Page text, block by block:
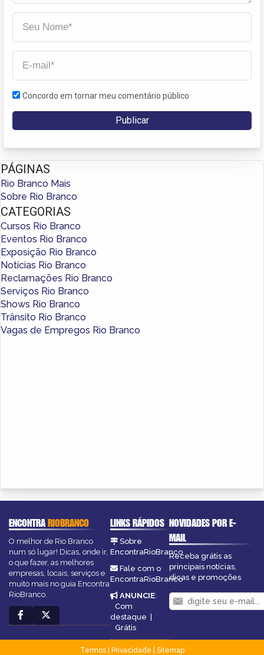
Concordo em tornar meu comentário público
PÁGINAS
Rio Branco Mais
Sobre Rio Branco
CATEGORIAS
Cursos Rio Branco
Eventos Rio Branco
Exposição Rio Branco
Notícias Rio Branco
Reclamações Rio Branco
Serviços Rio Branco
Shows Rio Branco
Trânsito Rio Branco
Vagas de Empregos Rio Branco
ENCONTRARIOBRANCO
O melhor de Rio Branco
num só lugar! Dicas, onde ir,
o que fazer, as melhores
empresas, locais, serviços e
muito mais no guia Encontra
RioBranco.
LINKS RÁPIDOS
Sobre
EncontraRioBranco
Fale com o
EncontraRioBranco
ANUNCIE:
Com
destaque
Grátis
NOVIDADES POR E-
MAIL
Receba grátis as
principais notícias,
dicas e promoções
Termos| Privacidade
Sitemap